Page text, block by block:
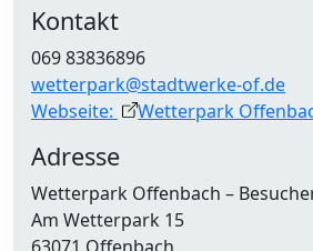
Kontakt
069 83836896
wetterpark@stadtwerke-of.de
Webseite:
Wetterpark
Adresse
Wetterpark Offenbach –
Am Wetterpark 15